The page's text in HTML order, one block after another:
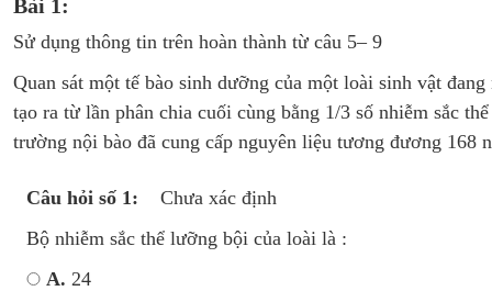
Bài 1:
Sử dụng thông tin trên hoàn thành từ câu 5– 9
Quan sát một tế bào sinh dưỡng của một loài sinh vật
tạo ra từ lần phân chia cuối cùng bằng 1/3 số nhiễm sắc
trường nội bào đã cung cấp nguyên liệu tương đương
Câu hỏi số 1:
Chưa xác định
Bộ nhiễm sắc thể lưỡng bội của loài là :
A. 24